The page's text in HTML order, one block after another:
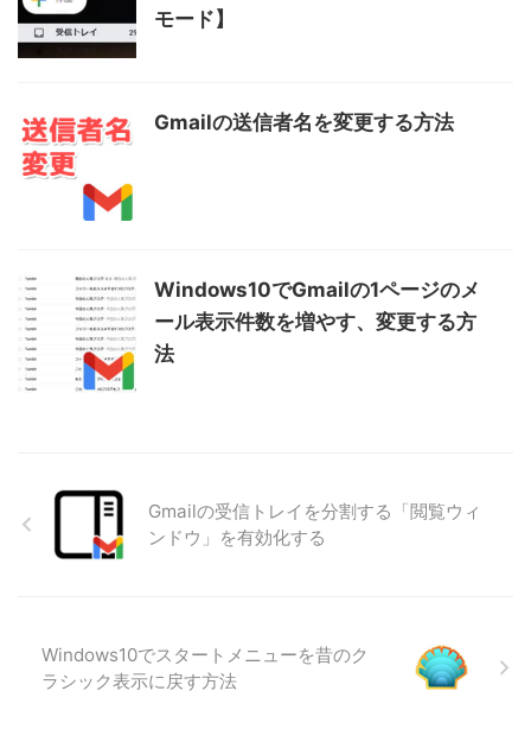
モード】
Gmailの送信者名を変更する方法
Windows10でGmailの1ページのメ
ール表示件数を増やす、変更する方
法
Gmailの受信トレイを分割する「閲覧ウィ
ンドウ」を有効化する
Windows10でスタートメニューを昔のク
ラシック表示に戻す方法